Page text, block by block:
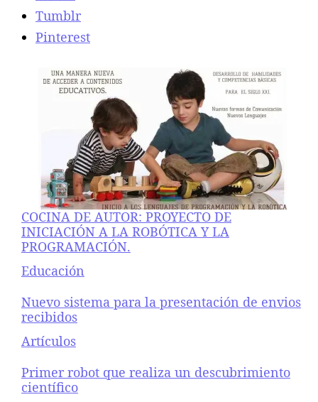
Tumblr
Pinterest
COCINA DE AUTOR: PROYECTO DE
INICIACIÓN A LA ROBÓTICA Y LA
PROGRAMACIÓN.
Respecto a
Educación
Nuevo sistema para la presentación de envios
recibidos
Respecto a
Artículos
Primer robot que realiza un descubrimiento
científico